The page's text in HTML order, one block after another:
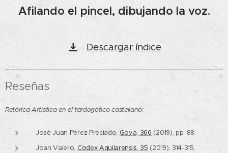
Afilando el pincel, dibujando la voz.
Descargar índice
Reseñas
Retórica Artística en el tardogótico castellano:
José Juan Pérez Preciado, Goya, 366 (2019), pp. 88.
Joan Valero, Codex Aquilarensis, 35 (2019), 314-315.